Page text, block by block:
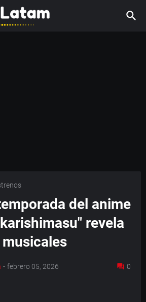
del anime
revela
- febrero 05, 2026 0